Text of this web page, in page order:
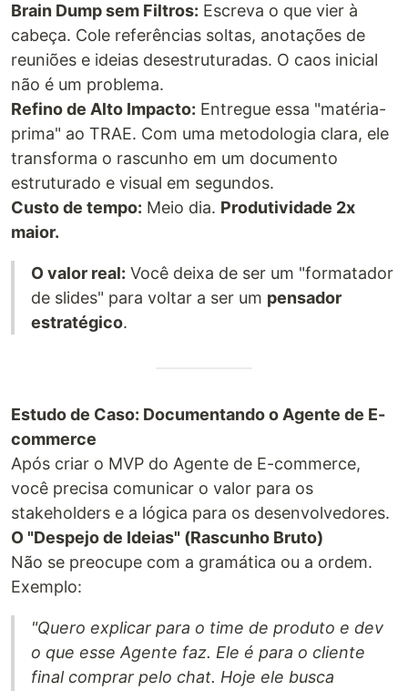
Brain Dump sem Filtros: Escreva o que vier à
cabeça. Cole referências soltas, anotações de
reuniões e ideias desestruturadas. O caos inicial
não é um problema.
Refino de Alto Impacto: Entregue essa "matéria-
prima" ao TRAE. Com uma metodologia clara, ele
transforma o rascunho em um documento
estruturado e visual em segundos.
Custo de tempo: Meio dia. Produtividade 2x
maior.
O valor real: Você deixa de ser um "formatador
de slides" para voltar a ser um pensador
estratégico.
Estudo de Caso: Documentando o Agente de E-
commerce
Após criar o MVP do Agente de E-commerce,
você precisa comunicar o valor para os
stakeholders e a lógica para os desenvolvedores.
O "Despejo de Ideias" (Rascunho Bruto)
Não se preocupe com a gramática ou a ordem.
Exemplo:
"Quero explicar para o time de produto e dev
o que esse Agente faz. Ele é para o cliente
final comprar pelo chat. Hoje ele busca